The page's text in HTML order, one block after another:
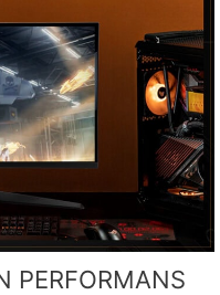
PERFORMANS